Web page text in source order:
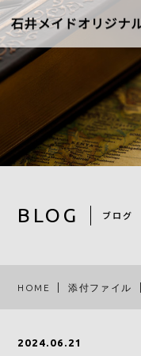
BLOG ブログ
HOME 添付ファイル
2024.06.21
こ